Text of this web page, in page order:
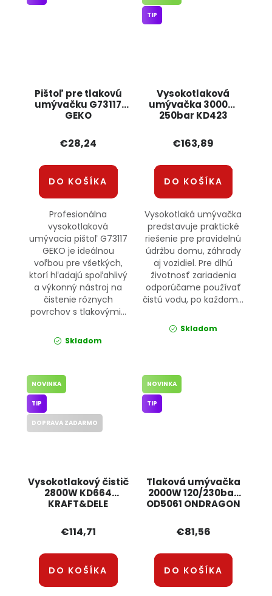
Pištoľ pre tlakovú
umývačku G73117
GEKO
€28,24
DO KOŠÍKA
Profesionálna
vysokotlaková
umývacia pištoľ G73117
GEKO je ideálnou
voľbou pre všetkých,
ktorí hľadajú spoľahlivý
a výkonný nástroj na
čistenie rôznych
povrchov s tlakovými...
Skladom
Vysokotlaková
umývačka 3000W
250bar KD423
TIP
€163,89
DO KOŠÍKA
Vysokotlaká umývačka
predstavuje praktické
riešenie pre pravidelnú
údržbu domu, záhrady
aj vozidiel. Pre dlhú
životnosť zariadenia
odporúčame používať
čistú vodu, po každom...
Skladom
Vysokotlakový čistič
2800W KD664
KRAFT&DELE
NOVINKA
TIP
DOPRAVA ZADARMO
€114,71
DO KOŠÍKA
Tlaková umývačka
2000W 120/230bar
OD5061 ONDRAGON
NOVINKA
TIP
€81,56
DO KOŠÍKA